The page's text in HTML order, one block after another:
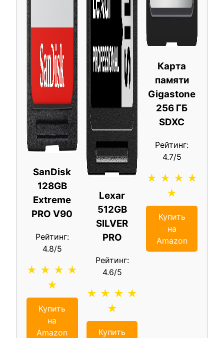
SanDisk
128GB
Extreme
PRO V90
Рейтинг:
4.8/5
★ ★ ★ ★
★
Купить
на
Amazon
Lexar
512GB
SILVER
PRO
Рейтинг:
4.6/5
★ ★ ★ ★
★
Купить
Карта
памяти
Gigastone
256 ГБ
SDXC
Рейтинг:
4.7/5
★ ★ ★ ★
★
Купить
на
Amazon